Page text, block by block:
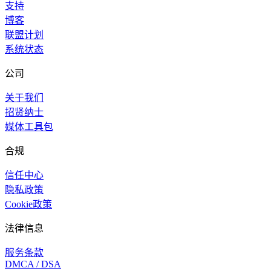
支持
博客
联盟计划
系统状态
公司
关于我们
招贤纳士
媒体工具包
合规
信任中心
隐私政策
Cookie政策
法律信息
服务条款
DMCA / DSA